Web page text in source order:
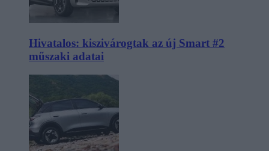
Hivatalos: kiszivárogtak az új Smart #2
műszaki adatai